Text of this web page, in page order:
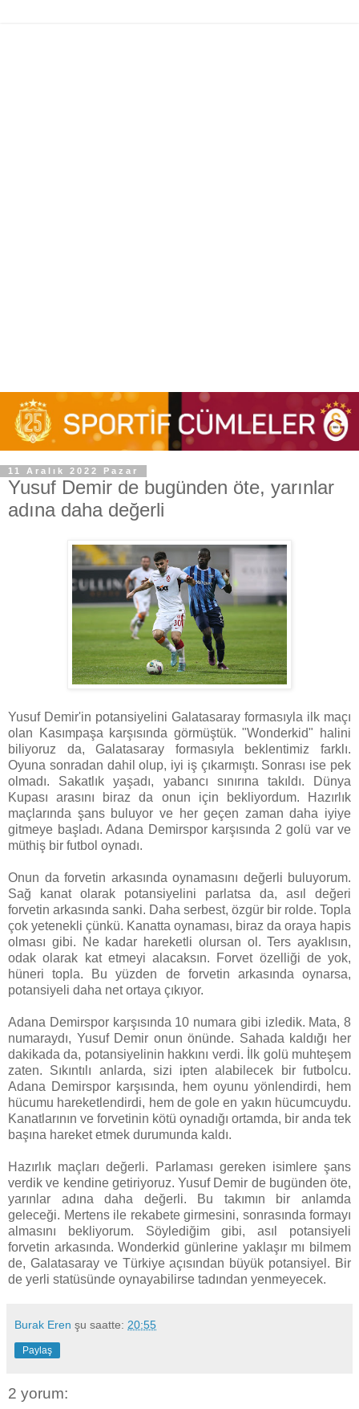
11 Aralık 2022 Pazar
Yusuf Demir de bugünden öte, yarınlar
adına daha değerli
Yusuf Demir'in potansiyelini Galatasaray formasıyla ilk maçı
olan Kasımpaşa karşısında görmüştük. "Wonderkid" halini
biliyoruz da, Galatasaray formasıyla beklentimiz farklı.
Oyuna sonradan dahil olup, iyi iş çıkarmıştı. Sonrası ise pek
olmadı. Sakatlık yaşadı, yabancı sınırına takıldı. Dünya
Kupası arasını biraz da onun için bekliyordum. Hazırlık
maçlarında şans buluyor ve her geçen zaman daha iyiye
gitmeye başladı. Adana Demirspor karşısında 2 golü var ve
müthiş bir futbol oynadı.
Onun da forvetin arkasında oynamasını değerli buluyorum.
Sağ kanat olarak potansiyelini parlatsa da, asıl değeri
forvetin arkasında sanki. Daha serbest, özgür bir rolde. Topla
çok yetenekli çünkü. Kanatta oynaması, biraz da oraya hapis
olması gibi. Ne kadar hareketli olursan ol. Ters ayaklısın,
odak olarak kat etmeyi alacaksın. Forvet özelliği de yok,
hüneri topla. Bu yüzden de forvetin arkasında oynarsa,
potansiyeli daha net ortaya çıkıyor.
Adana Demirspor karşısında 10 numara gibi izledik. Mata, 8
numaraydı, Yusuf Demir onun önünde. Sahada kaldığı her
dakikada da, potansiyelinin hakkını verdi. İlk golü muhteşem
zaten. Sıkıntılı anlarda, sizi ipten alabilecek bir futbolcu.
Adana Demirspor karşısında, hem oyunu yönlendirdi, hem
hücumu hareketlendirdi, hem de gole en yakın hücumcuydu.
Kanatlarının ve forvetinin kötü oynadığı ortamda, bir anda tek
başına hareket etmek durumunda kaldı.
Hazırlık maçları değerli. Parlaması gereken isimlere şans
verdik ve kendine getiriyoruz. Yusuf Demir de bugünden öte,
yarınlar adına daha değerli. Bu takımın bir anlamda
geleceği. Mertens ile rekabete girmesini, sonrasında formayı
almasını bekliyorum. Söylediğim gibi, asıl potansiyeli
forvetin arkasında. Wonderkid günlerine yaklaşır mı bilmem
de, Galatasaray ve Türkiye açısından büyük potansiyel. Bir
de yerli statüsünde oynayabilirse tadından yenmeyecek.
Burak Eren şu saatte: 20:55
Paylaş
2 yorum: